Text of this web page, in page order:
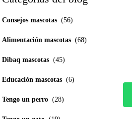
Consejos mascotas (56)
Alimentación mascotas (68)
Dibaq mascotas (45)
Educación mascotas (6)
Tengo un perro (28)